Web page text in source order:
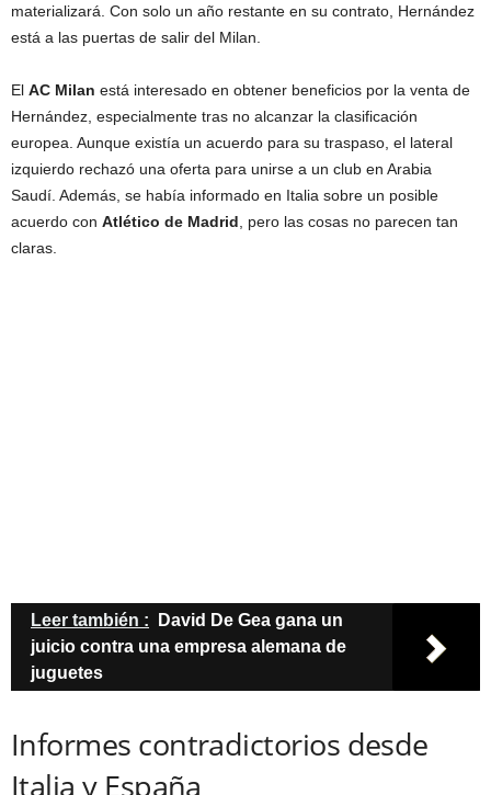
materializará. Con solo un año restante en su contrato, Hernández
está a las puertas de salir del Milan.
El AC Milan está interesado en obtener beneficios por la venta de
Hernández, especialmente tras no alcanzar la clasificación
europea. Aunque existía un acuerdo para su traspaso, el lateral
izquierdo rechazó una oferta para unirse a un club en Arabia
Saudí. Además, se había informado en Italia sobre un posible
acuerdo con Atlético de Madrid , pero las cosas no parecen tan
claras.
Leer también :
David De Gea gana un
juicio contra una empresa alemana de
juguetes
Informes contradictorios desde
Italia y España